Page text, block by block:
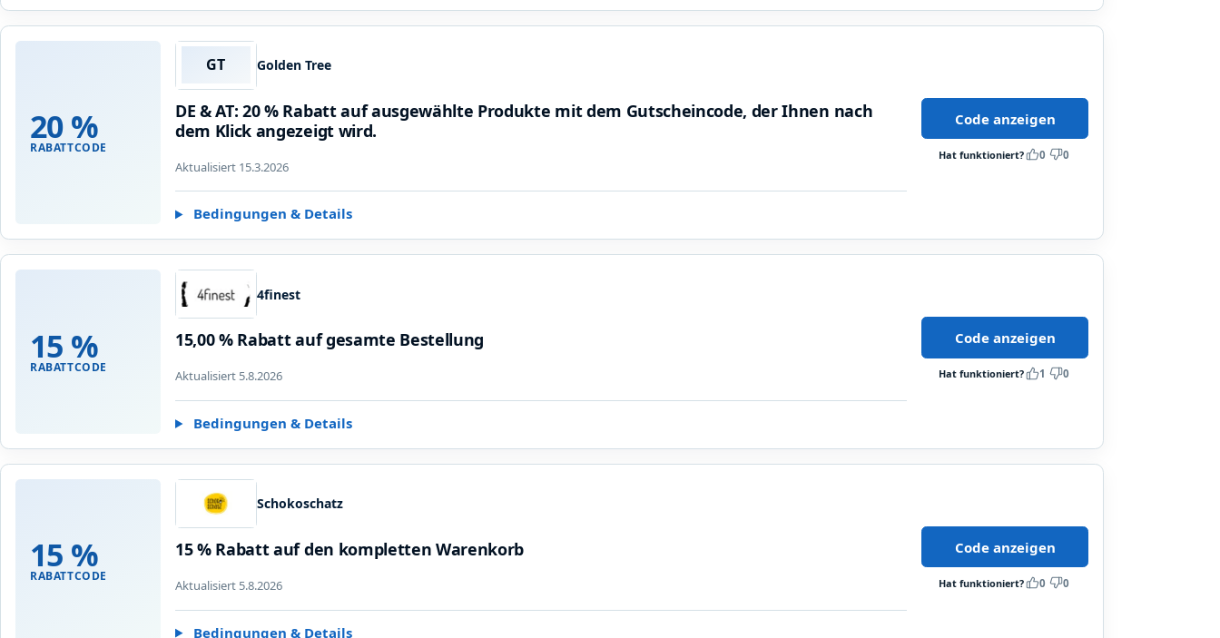
20 %
RABATTCODE
GT Golden Tree
DE & AT: 20 % Rabatt auf ausgewählte Produkte mit dem Gutscheincode, der Ihnen nach
dem Klick angezeigt wird.
Aktualisiert 15.3.2026
Bedingungen & Details
Code anzeigen
Hat funktioniert? 0 0
15 %
RABATTCODE
4finest
15,00 % Rabatt auf gesamte Bestellung
Aktualisiert 5.8.2026
Bedingungen & Details
Code anzeigen
Hat funktioniert? 1 0
15 %
RABATTCODE
Schokoschatz
15 % Rabatt auf den kompletten Warenkorb
Aktualisiert 5.8.2026
Bedingungen & Details
Code anzeigen
Hat funktioniert? 0 0